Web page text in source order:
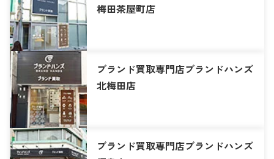
梅田茶屋町店
ブランド買取専門店ブランドハンズ
北梅田店
ブランド買取専門店ブランドハンズ